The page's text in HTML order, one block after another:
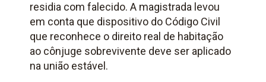
residia com falecido. A magistrada levou
em conta que dispositivo do Código Civil
que reconhece o direito real de habitação
ao cônjuge sobrevivente deve ser aplicado
na união estável.